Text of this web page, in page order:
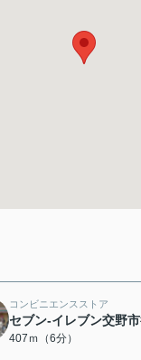
コンビニエンスストア
セブン-イレブン交野
407ｍ（6分）